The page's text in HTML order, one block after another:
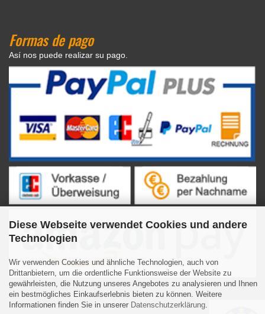
Diese Webseite verwendet Cookies und andere
Technologien
Wir verwenden Cookies und ähnliche Technologien, auch von
Drittanbietern, um die ordentliche Funktionsweise der Website zu
gewährleisten, die Nutzung unseres Angebotes zu analysieren und Ihnen
ein bestmögliches Einkaufserlebnis bieten zu können. Weitere
Informationen finden Sie in unserer Datenschutzerklärung
Formas de pago
Así nos puede realizar su pago.